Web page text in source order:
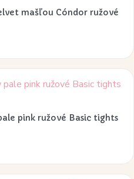
mašľou Cóndor ružové
pink ružové Basic tights